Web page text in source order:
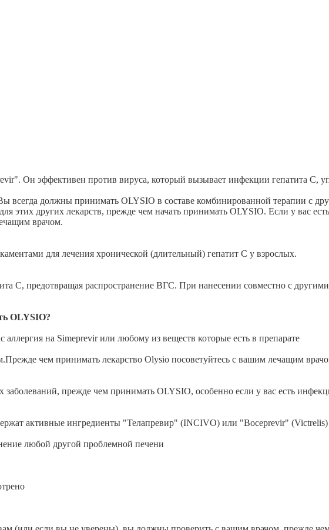
Он эффективен против вируса, который вызывает инфекции гепатита С,
всегда должны принимать OLYSIO в составе комбинированной терапии с
этих других лекарств, прежде чем начать принимать OLYSIO. Если у вас
врачом.
для лечения хронической (длительный) гепатит С у взрослых.
С, предотвращая распространение ВГС. При нанесении совместно с
OLYSIO?
аллергия на Simeprevir или любому из веществ которые есть в препарате
чем принимать лекарство Olysio посоветуйтесь с вашим лечащим
прежде чем принимать OLYSIO, особенно если у вас есть
активные ингредиенты "Телапревир" (INCIVO) или "Boceprevir" (Victrelis)
любой другой проблемной печени